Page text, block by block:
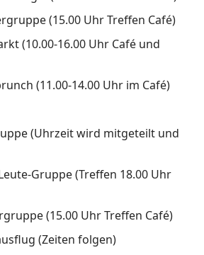
(15.00 Uhr Treffen Café)
(10.00-16.00 Uhr Café und
(11.00-14.00 Uhr im Café)
(Uhrzeit wird mitgeteilt und
Gruppe (Treffen 18.00 Uhr
(15.00 Uhr Treffen Café)
(Zeiten folgen)